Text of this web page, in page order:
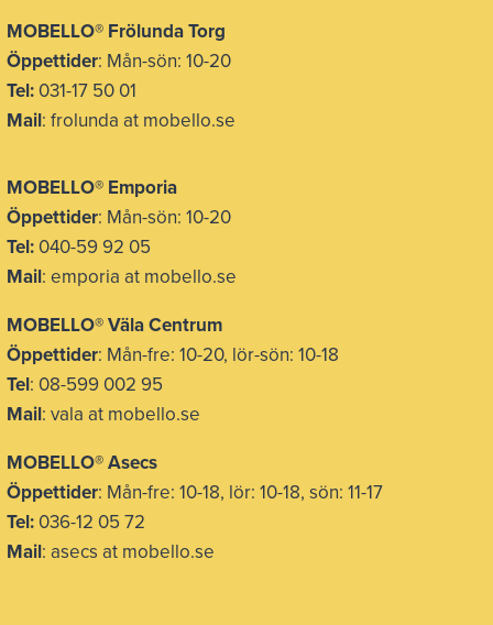
MOBELLO® Frölunda Torg
Öppettider: Mån-sön: 10-20
Tel: 031-17 50 01
Mail: frolunda at mobello.se
MOBELLO® Emporia
Öppettider: Mån-sön: 10-20
Tel: 040-59 92 05
Mail: emporia at mobello.se
MOBELLO® Väla Centrum
Öppettider: Mån-fre: 10-20, lör-sön: 10-18
Tel: 08-599 002 95
Mail: vala at mobello.se
MOBELLO® Asecs
Öppettider: Mån-fre: 10-18, lör: 10-18, sön: 11-17
Tel: 036-12 05 72
Mail: asecs at mobello.se